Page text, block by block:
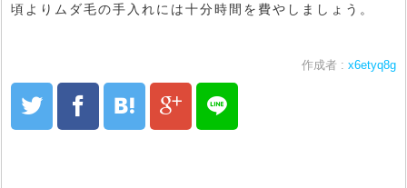
頃よりムダ毛の手入れには十分時間を費やしましょう。
作成者 : x6etyq8g